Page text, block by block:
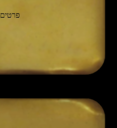
פרטים